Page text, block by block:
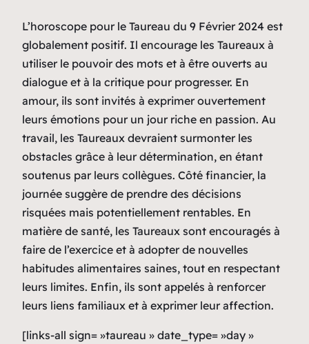
L’horoscope pour le Taureau du 9 Février 2024 est
globalement positif. Il encourage les Taureaux à
utiliser le pouvoir des mots et à être ouverts au
dialogue et à la critique pour progresser. En
amour, ils sont invités à exprimer ouvertement
leurs émotions pour un jour riche en passion. Au
travail, les Taureaux devraient surmonter les
obstacles grâce à leur détermination, en étant
soutenus par leurs collègues. Côté financier, la
journée suggère de prendre des décisions
risquées mais potentiellement rentables. En
matière de santé, les Taureaux sont encouragés à
faire de l’exercice et à adopter de nouvelles
habitudes alimentaires saines, tout en respectant
leurs limites. Enfin, ils sont appelés à renforcer
leurs liens familiaux et à exprimer leur affection.
[links-all sign= »taureau » date_type= »day »